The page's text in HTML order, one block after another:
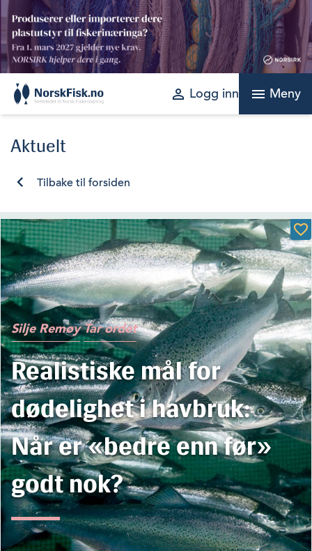
Skip
content
perm_identity Logg inn menu Meny
Aktuelt
Tilbake til forsiden
Silje Remøy Tar ordet
Realistiske mål for
dødelighet i havbruk:
Når er «bedre enn før»
godt nok?